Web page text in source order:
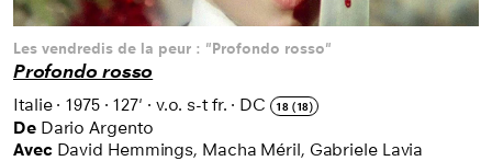
Les vendredis de la peur : "Profondo rosso"
Profondo rosso
Italie· 1975· 127' · v.o. s-t fr. · DC 18 (18)
De Dario Argento
Avec David Hemmings, Macha Méril, Gabriele Lavia